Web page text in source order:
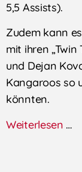
5,5 Assists).
Zudem kann
mit ihren „Twin
und Dejan
Kangaroos so
könnten.
Weiterlesen …